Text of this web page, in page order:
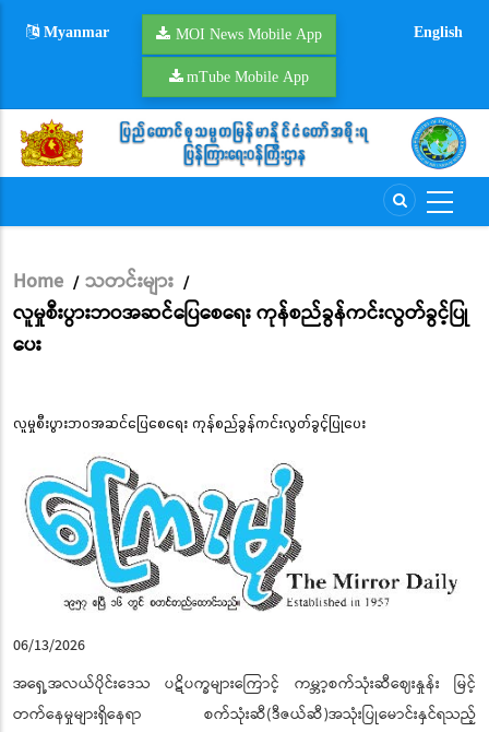
Myanmar MOI News Mobile App
mTube Mobile App
English
Breadcrumb
Home / သတင်းများ /
လူမှုစီးပွားဘဝအဆင်ပြေစေရေး ကုန်စည်ခွန်ကင်းလွတ်ခွင့်ပြု
ပေး
လူမှုစီးပွားဘဝအဆင်ပြေစေရေး ကုန်စည်ခွန်ကင်းလွတ်ခွင့်ပြုပေး
06/13/2026
အရှေ့အလယ်ပိုင်းဒေသ ပဋိပက္ခများကြောင့် ကမ္ဘာ့စက်သုံးဆီဈေးနှုန်း မြင့်
တက်နေမှုများရှိနေရာ စက်သုံးဆီ(ဒီဇယ်ဆီ)အသုံးပြုမောင်းနှင်ရသည့်